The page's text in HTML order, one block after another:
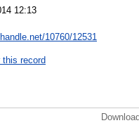
12:13
10760/12531
this record